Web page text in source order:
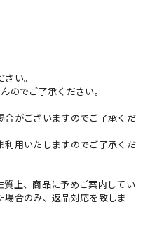
い。
のでご了承ください。
合がございますのでご了承くだ
利用いたしますのでご了承くだ
質上、商品に予めご案内してい
場合のみ、返品対応を致しま